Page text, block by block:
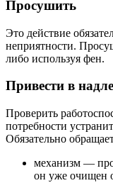
Просушить
Это действие
неприятности.
либо используя фен.
Привести в
Проверить
потребности
Обязательно
механизм —
он уже очищен